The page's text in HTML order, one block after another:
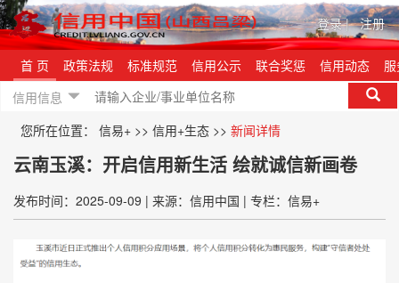
登录| 注册
首 页 政策法规 标准规范 信用公示 联合奖惩 信用动态
信用信息
您所在位置： 信易+ >> 信用+生态 >> 新闻详情
云南玉溪：开启信用新生活 绘就诚信新画卷
发布时间：2025-09-09 | 来源：信用中国 | 专栏：信易+